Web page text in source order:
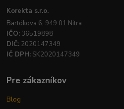
Korekta s.r.o.
Bartókova 6, 949 01 Nitra
IČO: 36519898
DIČ: 2020147349
IČ DPH: SK2020147349
Pre zákazníkov
Blog